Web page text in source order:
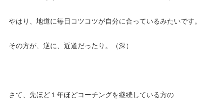
やはり、地道に毎日コツコツが自分に合っているみたいです。
その方が、逆に、近道だったり。（深）
さて、先ほど１年ほどコーチングを継続している方の